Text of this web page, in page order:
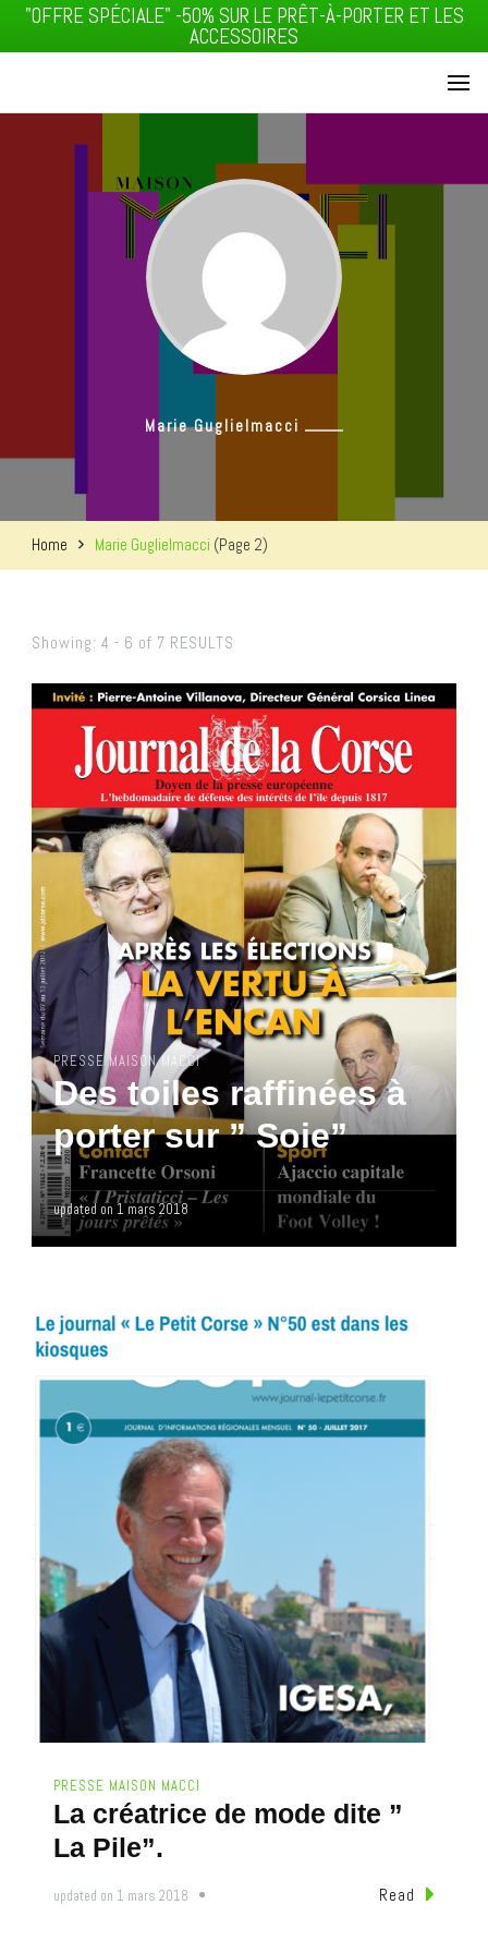
"OFFRE SPÉCIALE" -50% SUR LE PRÊT-À-PORTER ET LES
ACCESSOIRES
MAISON
MACCI
Marie Guglielmacci
Home Marie Guglielmacci (Page 2)
Showing: 4 - 6 of 7 RESULTS
PRESSE MAISON MACCI
Des toiles raffinées à
porter sur ” Soie”
updated on 1 mars 2018
PRESSE MAISON MACCI
La créatrice de mode dite ”
La Pile”.
updated on 1 mars 2018 Read